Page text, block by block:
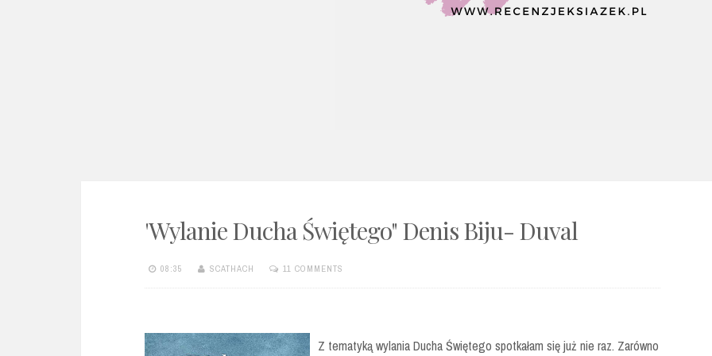
'Wylanie Ducha Świętego" Denis Biju- Duval
08:35 SCATHACH 11 COMMENTS
Z tematyką wylania Ducha Świętego spotkałam się już nie raz. Zarówno